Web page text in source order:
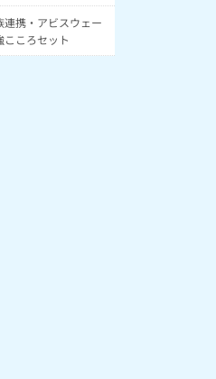
連携・アビスウェー
こころセット